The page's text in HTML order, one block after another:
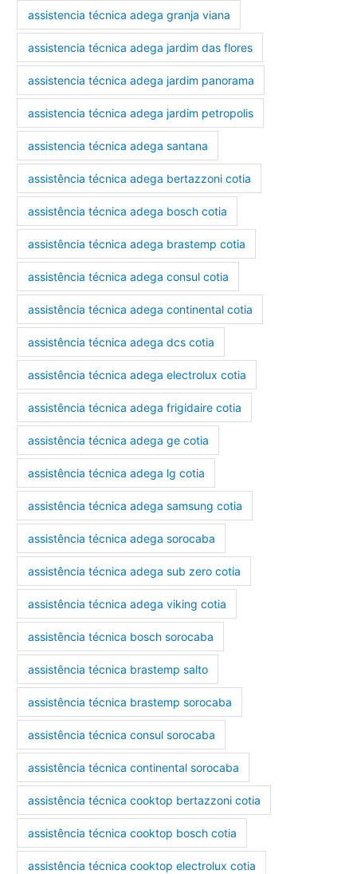
assistencia técnica adega granja viana
assistencia técnica adega jardim das flores
assistencia técnica adega jardim panorama
assistencia técnica adega jardim petropolis
assistencia técnica adega santana
assistência técnica adega bertazzoni cotia
assistência técnica adega bosch cotia
assistência técnica adega brastemp cotia
assistência técnica adega consul cotia
assistência técnica adega continental cotia
assistência técnica adega dcs cotia
assistência técnica adega electrolux cotia
assistência técnica adega frigidaire cotia
assistência técnica adega ge cotia
assistência técnica adega lg cotia
assistência técnica adega samsung cotia
assistência técnica adega sorocaba
assistência técnica adega sub zero cotia
assistência técnica adega viking cotia
assistência técnica bosch sorocaba
assistência técnica brastemp salto
assistência técnica brastemp sorocaba
assistência técnica consul sorocaba
assistência técnica continental sorocaba
assistência técnica cooktop bertazzoni cotia
assistência técnica cooktop bosch cotia
assistência técnica cooktop electrolux cotia